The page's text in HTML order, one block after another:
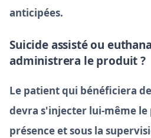
anticipées.
Suicide assisté ou
administrera le produit ?
Le patient qui bénéficiera
devra s'injecter lui-même
présence et sous la